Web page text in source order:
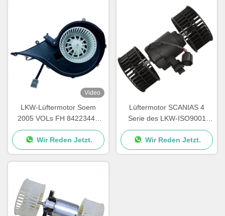
Video
LKW-Lüftermotor Soem
2005 VOLs FH 84223449
82349000 7482349000
Wir Reden Jetzt.
Lüftermotor SCANIAS 4
Serie des LKW-ISO9001
1995 Ventilatormotor Soem
0130111184
Wir Reden Jetzt.